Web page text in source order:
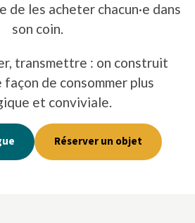
de les acheter chacun·e dans
son coin.
transmettre : on construit
façon de consommer plus
et conviviale.
Réserver un objet